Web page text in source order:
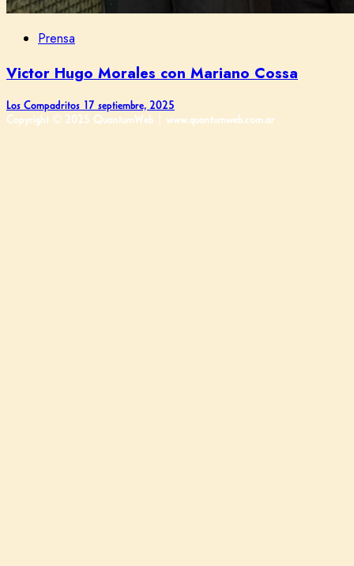
Prensa
Victor Hugo Morales con Mariano Cossa
Los Compadritos 17 septiembre, 2025